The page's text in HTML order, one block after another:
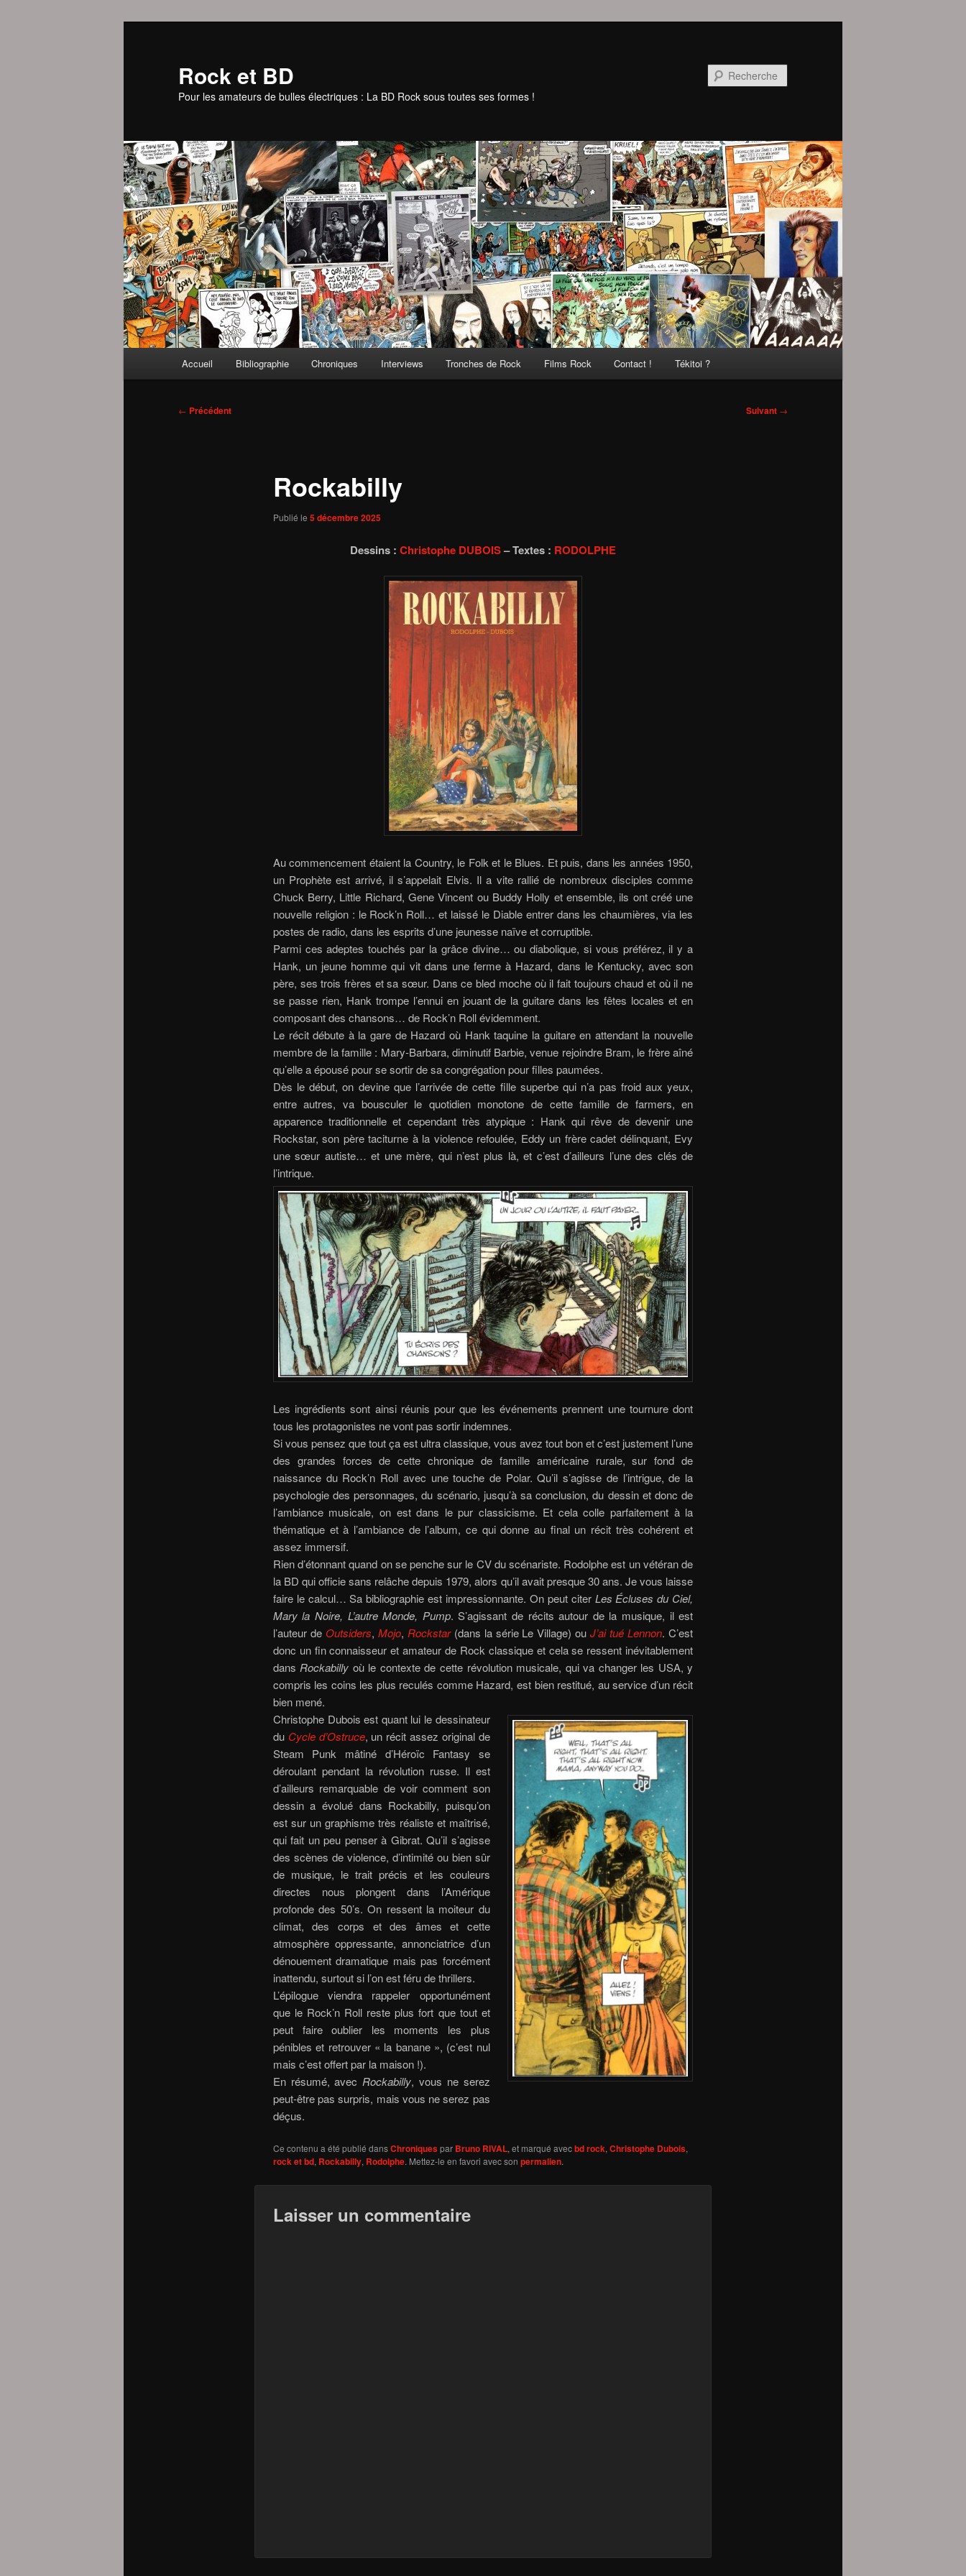
Rock et BD
Pour les amateurs de bulles électriques : La BD Rock sous toutes ses formes !
Accueil Bibliographie Chroniques Interviews Tronches de Rock Films Rock Contact ! Tékitoi ?
Navigation
← Précédent Suivant →
Rockabilly
Publié le 5 décembre 2025
Dessins : Christophe DUBOIS– Textes : RODOLPHE
Au commencement étaient la Country, le Folk et le Blues. Et puis, dans les années 1950,
un Prophète est arrivé, il s’appelait Elvis. Il a vite rallié de nombreux disciples comme
Chuck Berry, Little Richard, Gene Vincent ou Buddy Holly et ensemble, ils ont créé une
nouvelle religion : le Rock’n Roll… et laissé le Diable entrer dans les chaumières, via les
postes de radio, dans les esprits d’une jeunesse naïve et corruptible.
Parmi ces adeptes touchés par la grâce divine… ou diabolique, si vous préférez, il y a
Hank, un jeune homme qui vit dans une ferme à Hazard, dans le Kentucky, avec son
père, ses trois frères et sa sœur. Dans ce bled moche où il fait toujours chaud et où il ne
se passe rien, Hank trompe l’ennui en jouant de la guitare dans les fêtes locales et en
composant des chansons… de Rock’n Roll évidemment.
Le récit débute à la gare de Hazard où Hank taquine la guitare en attendant la nouvelle
membre de la famille : Mary-Barbara, diminutif Barbie, venue rejoindre Bram, le frère aîné
qu’elle a épousé pour se sortir de sa congrégation pour filles paumées.
Dès le début, on devine que l’arrivée de cette fille superbe qui n’a pas froid aux yeux,
entre autres, va bousculer le quotidien monotone de cette famille de farmers, en
apparence traditionnelle et cependant très atypique : Hank qui rêve de devenir une
Rockstar, son père taciturne à la violence refoulée, Eddy un frère cadet délinquant, Evy
une sœur autiste… et une mère, qui n’est plus là, et c’est d’ailleurs l’une des clés de
l’intrique.
Les ingrédients sont ainsi réunis pour que les événements prennent une tournure dont
tous les protagonistes ne vont pas sortir indemnes.
Si vous pensez que tout ça est ultra classique, vous avez tout bon et c’est justement l’une
des grandes forces de cette chronique de famille américaine rurale, sur fond de
naissance du Rock’n Roll avec une touche de Polar. Qu’il s’agisse de l’intrigue, de la
psychologie des personnages, du scénario, jusqu’à sa conclusion, du dessin et donc de
l’ambiance musicale, on est dans le pur classicisme. Et cela colle parfaitement à la
thématique et à l’ambiance de l’album, ce qui donne au final un récit très cohérent et
assez immersif.
Rien d’étonnant quand on se penche sur le CV du scénariste. Rodolphe est un vétéran de
la BD qui officie sans relâche depuis 1979, alors qu’il avait presque 30 ans. Je vous laisse
faire le calcul… Sa bibliographie est impressionnante. On peut citer Les Écluses du Ciel,
Mary la Noire, L’autre Monde, Pump. S’agissant de récits autour de la musique, il est
l’auteur de Outsiders, Mojo, Rockstar (dans la série Le Village) ouJ’ai tué Lennon. C’est
donc un fin connaisseur et amateur de Rock classique et cela se ressent inévitablement
dans Rockabilly où le contexte de cette révolution musicale, qui va changer les USA, y
compris les coins les plus reculés comme Hazard, est bien restitué, au service d’un récit
bien mené.
Christophe Dubois est quant lui le dessinateur
du Cycle d’Ostruce, un récit assez original de
Steam Punk mâtiné d’Héroïc Fantasy se
déroulant pendant la révolution russe. Il est
d’ailleurs remarquable de voir comment son
dessin a évolué dans Rockabilly, puisqu’on
est sur un graphisme très réaliste et maîtrisé,
qui fait un peu penser à Gibrat. Qu’il s’agisse
des scènes de violence, d’intimité ou bien sûr
de musique, le trait précis et les couleurs
directes nous plongent dans l’Amérique
profonde des 50’s. On ressent la moiteur du
climat, des corps et des âmes et cette
atmosphère oppressante, annonciatrice d’un
dénouement dramatique mais pas forcément
inattendu, surtout si l’on est féru de thrillers.
L’épilogue viendra rappeler opportunément
que le Rock’n Roll reste plus fort que tout et
peut faire oublier les moments les plus
pénibles et retrouver « la banane », (c’est nul
mais c’est offert par la maison !).
En résumé, avec Rockabilly, vous ne serez
peut-être pas surpris, mais vous ne serez pas
déçus.
Ce contenu a été publié dansChroniquespar Bruno RIVAL, et marqué avecbd rock, Christophe Dubois,
rock et bd, Rockabilly, Rodolphe. Mettez-le en favori avec son permalien.
Laisser un commentaire